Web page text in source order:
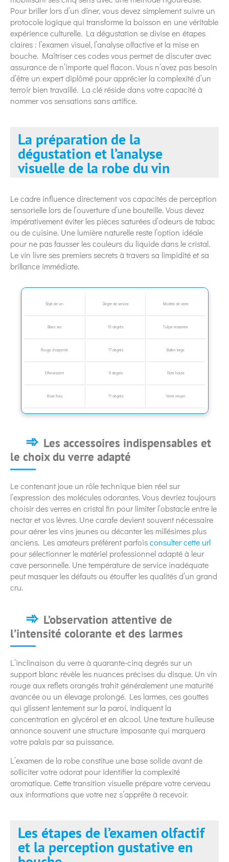
Pour briller lors d’un dîner, vous devez simplement suivre un
protocole logique qui transforme la boisson en une véritable
expérience culturelle. La dégustation se divise en étapes
claires : l’examen visuel, l’analyse olfactive et la mise en
bouche. Maîtriser ces codes vous permet de discuter avec
assurance de n’importe quel flacon. Vous n’avez pas besoin
d’être un expert diplômé pour apprécier la complexité d’un
terroir bien travaillé. La clé réside dans votre capacité à
nommer vos sensations sans artifice.
La préparation de la
dégustation et l’analyse
visuelle de la robe du vin
Le cadre influence directement vos capacités de perception
sensorielle lors de l’ouverture d’une bouteille. Vous devez
impérativement éviter les pièces saturées d’odeurs de tabac
ou de cuisine. Une lumière naturelle reste l’option idéale
pour ne pas fausser les couleurs du liquide dans le cristal.
Le vin livre ses premiers secrets à travers sa limpidité et sa
brillance immédiate.
Style de vin Degré de service Modèle de verre
Blanc sec 10 degrés Tulipe resserrée
Rouge charpenté 17 degrés Ballon large
Effervescent 8 degrés Flûte haute
Rosé frais 11 degrés Verre moyen
Les accessoires indispensables et
le choix du verre adapté
Le contenant joue un rôle technique bien réel sur
l’expression des molécules odorantes. Vous devriez toujours
choisir des verres en cristal fin pour limiter l’obstacle entre le
nectar et vos lèvres. Une carafe devient souvent nécessaire
pour aérer les vins jeunes ou décanter les millésimes plus
anciens. Les amateurs préfèrent parfoisconsulter cette url
pour sélectionner le matériel professionnel adapté à leur
cave personnelle. Une température de service inadéquate
peut masquer les défauts ou étouffer les qualités d’un grand
cru.
L’observation attentive de
l’intensité colorante et des larmes
L’inclinaison du verre à quarante-cinq degrés sur un
support blanc révèle les nuances précises du disque. Un vin
rouge aux reflets orangés trahit généralement une maturité
avancée ou un élevage prolongé. Les larmes, ces gouttes
qui glissent lentement sur la paroi, indiquent la
concentration en glycérol et en alcool. Une texture huileuse
annonce souvent une structure imposante qui marquera
votre palais par sa puissance.
L’examen de la robe constitue une base solide avant de
solliciter votre odorat pour identifier la complexité
aromatique. Cette transition visuelle prépare votre cerveau
aux informations que votre nez s’apprête à recevoir.
Les étapes de l’examen olfactif
et la perception gustative en